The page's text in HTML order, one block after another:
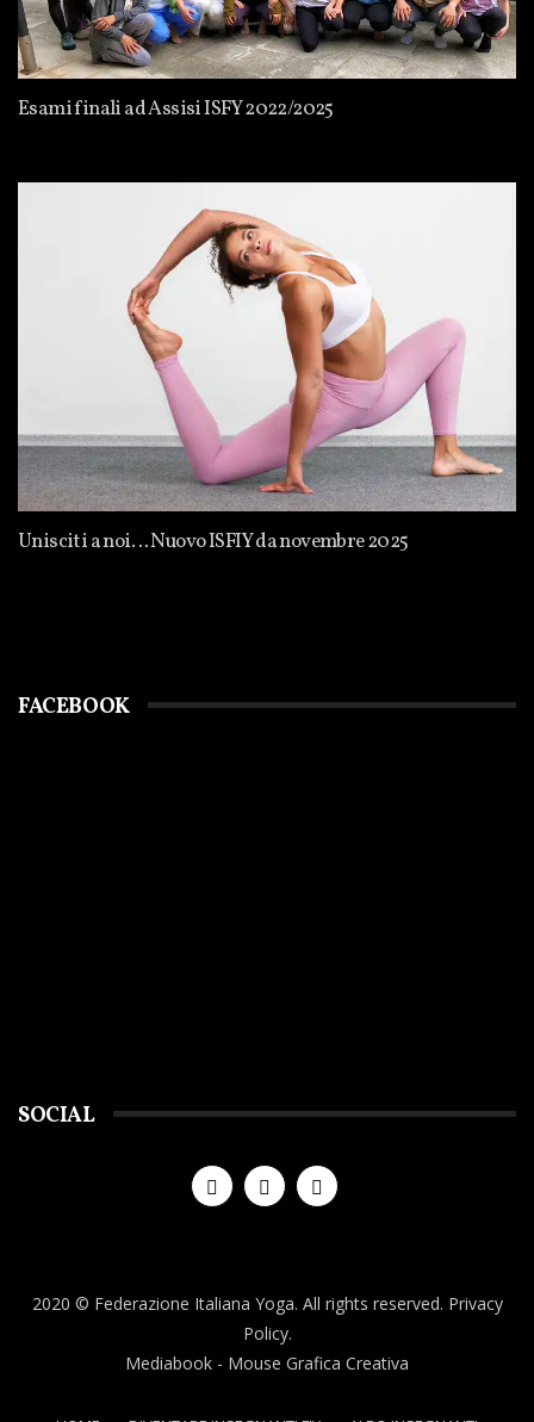
Esami finali ad Assisi ISFY 2022/2025
Unisciti a noi… Nuovo ISFIY da novembre 2025
FACEBOOK
SOCIAL
2020 © Federazione Italiana Yoga. All rights reserved. Privacy
Policy.
Mediabook - Mouse Grafica Creativa